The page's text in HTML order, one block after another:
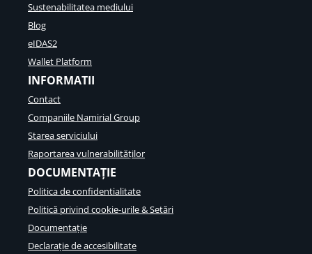
Sustenabilitatea mediului
Blog
eIDAS2
Wallet Platform
INFORMATII
Contact
Companiile Namirial Group
Starea serviciului
Raportarea vulnerabilităților
DOCUMENTAȚIE
Politica de confidentialitate
Politică privind cookie-urile & Setări
Documentație
Declarație de accesibilitate